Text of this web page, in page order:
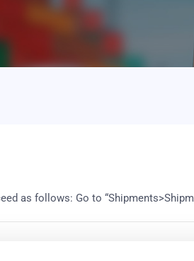
as follows: Go to